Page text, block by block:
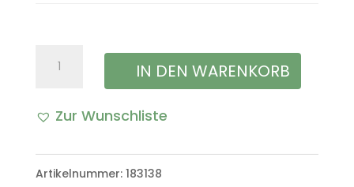
Schleifring
(Kontakt)
am
für
IN DEN WARENKORB
Zur Wunschliste
Artikelnummer: 183138